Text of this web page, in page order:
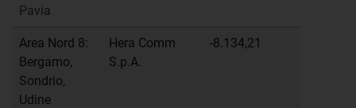
Pavia
Area Nord 8:
Bergamo,
Sondrio,
Udine
Hera Comm
S.p.A.
-8.134,21